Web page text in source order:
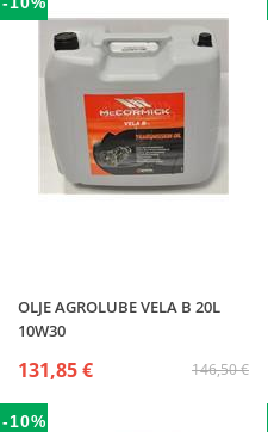
OLJE AGROLUBE VELA B 20L
10W30
146,50 €
131,85 €
-10%